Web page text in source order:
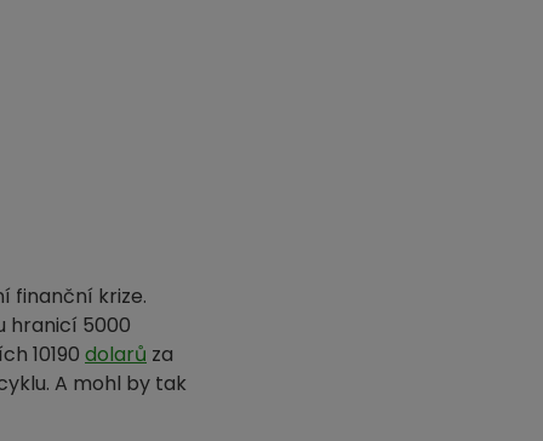
finanční krize.
hranicí 5000
10190 dolarů za
A mohl by tak